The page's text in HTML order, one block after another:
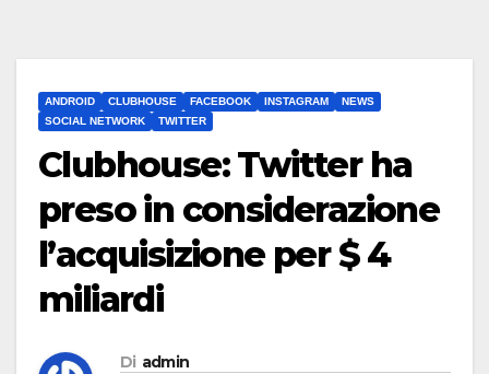
ANDROID CLUBHOUSE FACEBOOK INSTAGRAM
NEWS
SOCIAL NETWORK
TWITTER
Clubhouse: Twitter ha
preso in considerazione
l’acquisizione per $ 4
miliardi
Di admin